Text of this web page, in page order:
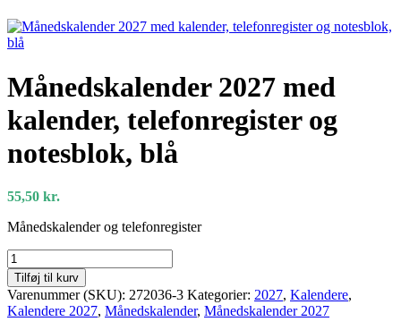
Månedskalender 2027 med
kalender, telefonregister og
notesblok, blå
55,50 kr.
Månedskalender og telefonregister
Månedskalender
2027
med
kalender,
telefonregister
Tilføj til kurv
Varenummer (SKU): 272036-3 Kategorier: 2027, Kalendere,
Kalendere 2027, Månedskalender, Månedskalender 2027